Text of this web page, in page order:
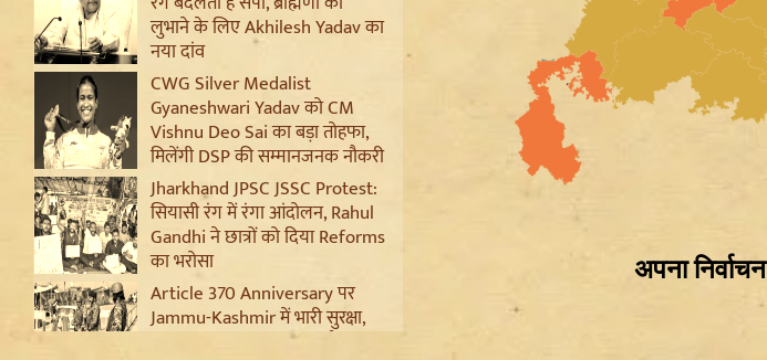
लुभाने के लिए Akhilesh Yadav का
नया दांव
CWG Silver Medalist
Gyaneshwari Yadav को CM
Vishnu Deo Sai का बड़ा तोहफा,
मिलेंगी DSP की सम्मानजनक नौकरी
Jharkhand JPSC JSSC Protest:
सियासी रंग में रंगा आंदोलन, Rahul
Gandhi ने छात्रों को दिया Reforms
का भरोसा
Article 370 Anniversary पर
Jammu-Kashmir में भारी सुरक्षा,
Amarnath Yatra सस्पेंड और हाईवे